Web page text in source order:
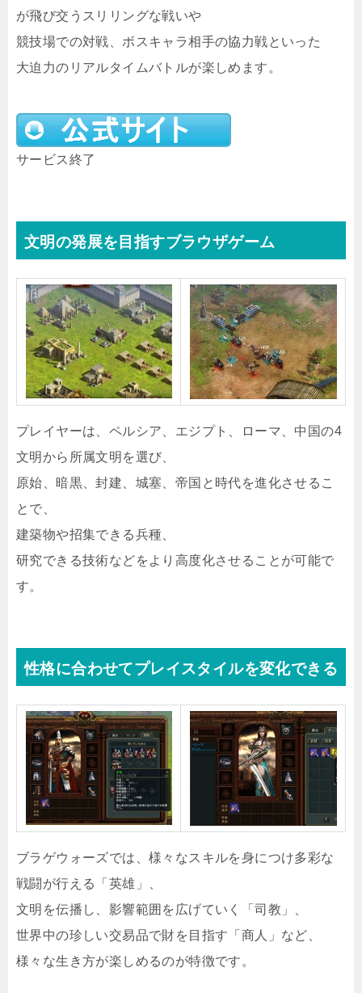
が飛び交うスリリングな戦いや
競技場での対戦、ボスキャラ相手の協力戦といった
大迫力のリアルタイムバトルが楽しめます。
サービス終了
文明の発展を目指すブラウザゲーム
プレイヤーは、ペルシア、エジプト、ローマ、中国の4
文明から所属文明を選び、
原始、暗黒、封建、城塞、帝国と時代を進化させるこ
とで、
建築物や招集できる兵種、
研究できる技術などをより高度化させることが可能で
す。
性格に合わせてプレイスタイルを変化できる
ブラゲウォーズでは、様々なスキルを身につけ多彩な
戦闘が行える「英雄」、
文明を伝播し、影響範囲を広げていく「司教」、
世界中の珍しい交易品で財を目指す「商人」など、
様々な生き方が楽しめるのが特徴です。